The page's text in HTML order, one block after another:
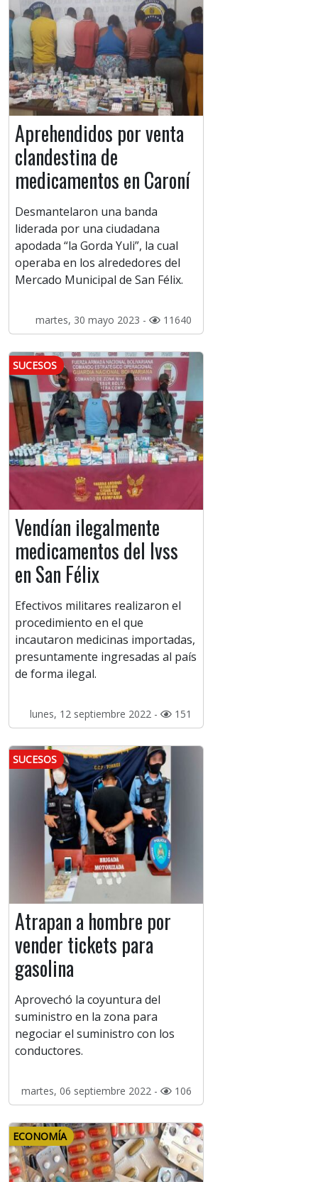
Aprehendidos por venta
clandestina de
medicamentos en Caroní
Desmantelaron una banda
liderada por una ciudadana
apodada “la Gorda Yuli”, la cual
operaba en los alrededores del
Mercado Municipal de San Félix.
martes, 30 mayo 2023 - 11640
SUCESOS
Vendían ilegalmente
medicamentos del Ivss
en San Félix
Efectivos militares realizaron el
procedimiento en el que
incautaron medicinas importadas,
presuntamente ingresadas al país
de forma ilegal.
lunes, 12 septiembre 2022 - 151
SUCESOS
Atrapan a hombre por
vender tickets para
gasolina
Aprovechó la coyuntura del
suministro en la zona para
negociar el suministro con los
conductores.
martes, 06 septiembre 2022 - 106
ECONOMÍA